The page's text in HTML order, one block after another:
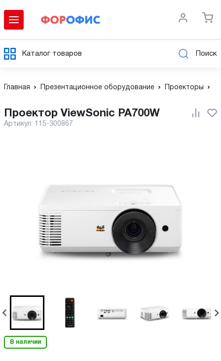
Каталог товаров Поиск
Главная Презентационное оборудование Проекторы
Проектор ViewSonic PA700W
Артикул: 115-300867
В наличии